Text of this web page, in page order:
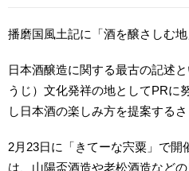
播磨国風土記に「酒を醸さしむ
日本酒醸造に関する最古の記述
うじ）文化発祥の地としてPRに
し日本酒の楽しみ方を提案する
2月23日に「きてーな宍粟」で
は、山陽盃酒造や老松酒造など